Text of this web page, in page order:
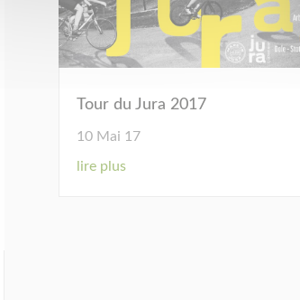
Tour du Jura 2017
10 Mai 17
lire plus